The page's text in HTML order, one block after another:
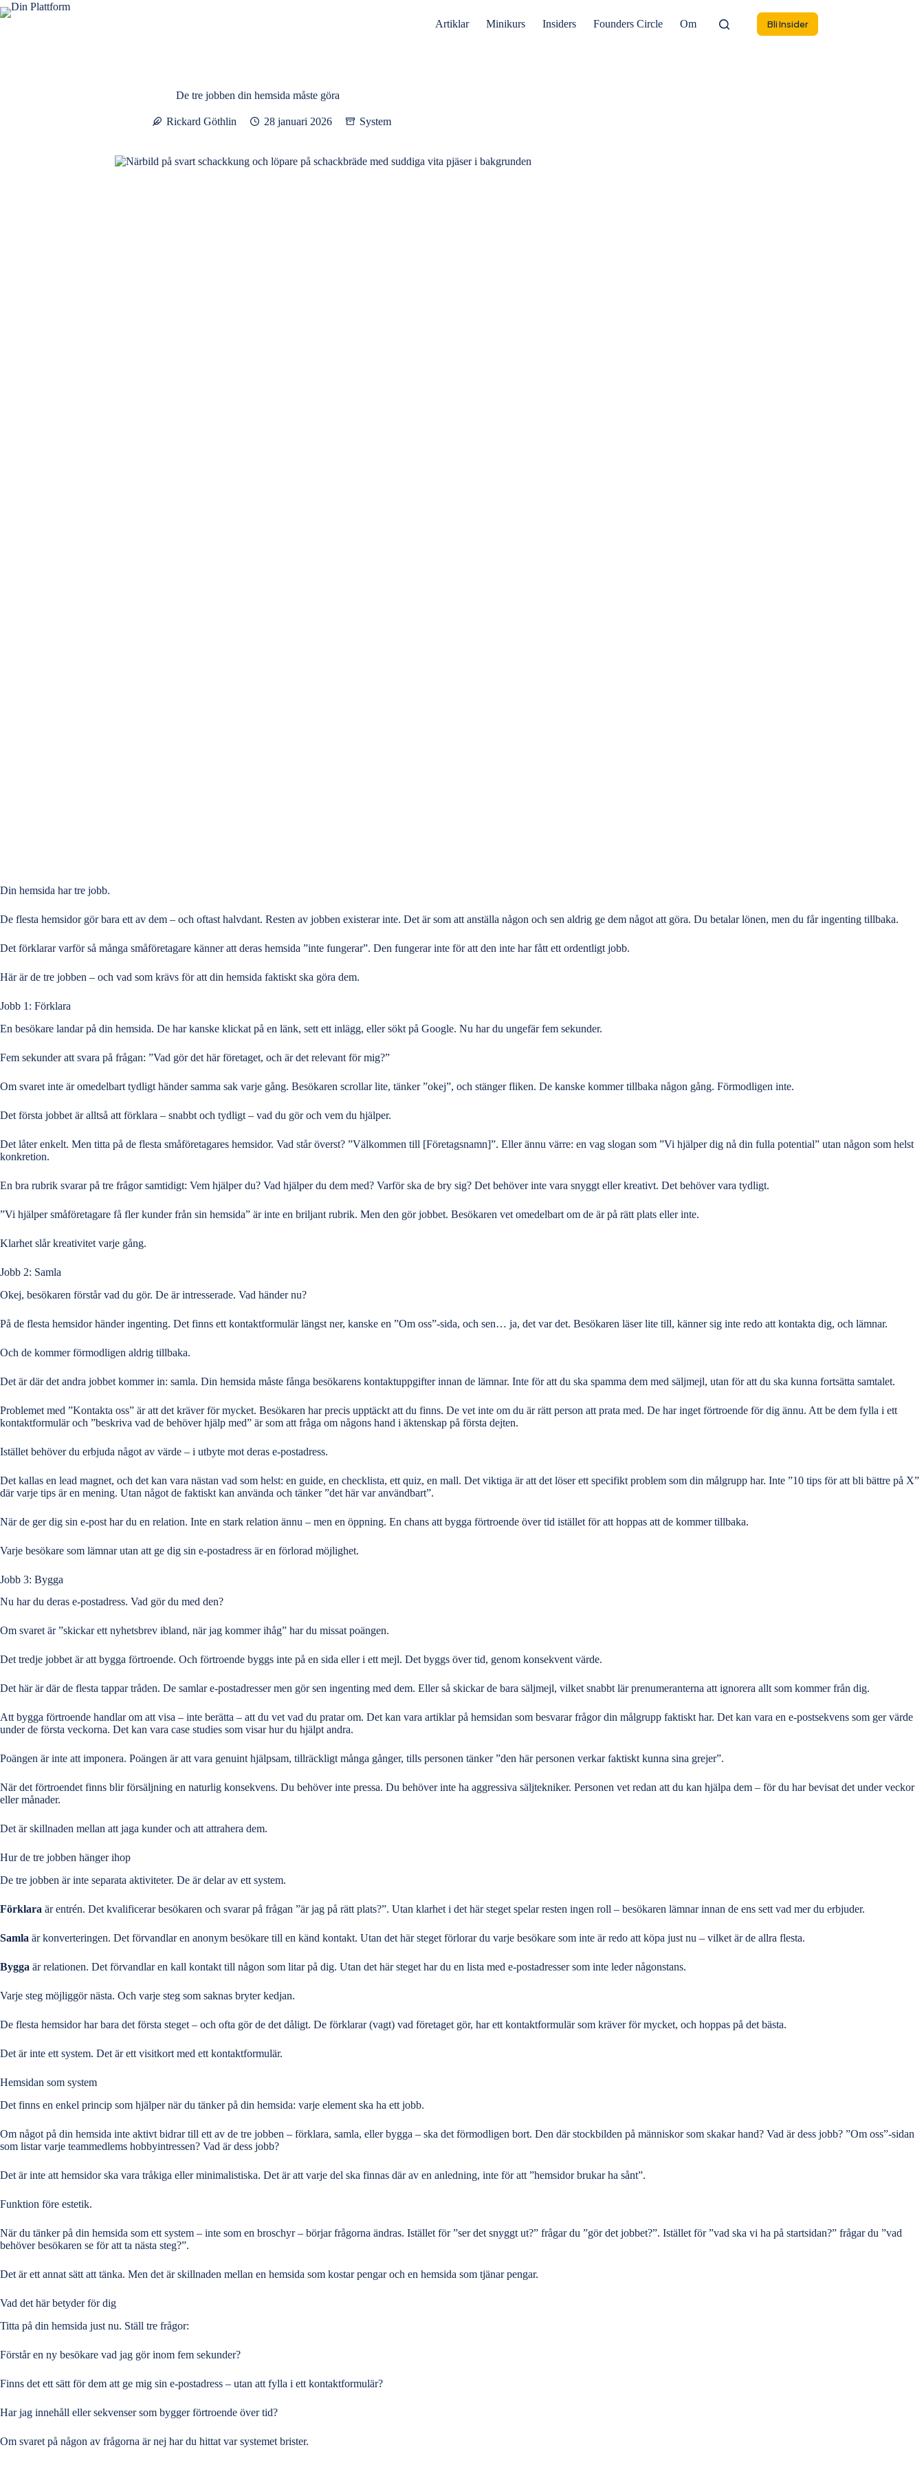
Hoppa
till
Artiklar Minikurs Insiders Founders Circle Om Bli Insider
De tre jobben din hemsida måste göra
Rickard Göthlin 28 januari 2026 System
Din hemsida har tre jobb.
De flesta hemsidor gör bara ett av dem – och oftast halvdant. Resten av jobben existerar inte. Det är som att anställa någon och sen aldrig ge dem något att göra. Du betalar lönen, men du får ingenting tillbaka.
Det förklarar varför så många småföretagare känner att deras hemsida ”inte fungerar”. Den fungerar inte för att den inte har fått ett ordentligt jobb.
Här är de tre jobben – och vad som krävs för att din hemsida faktiskt ska göra dem.
Jobb 1: Förklara
En besökare landar på din hemsida. De har kanske klickat på en länk, sett ett inlägg, eller sökt på Google. Nu har du ungefär fem sekunder.
Fem sekunder att svara på frågan: ”Vad gör det här företaget, och är det relevant för mig?”
Om svaret inte är omedelbart tydligt händer samma sak varje gång. Besökaren scrollar lite, tänker ”okej”, och stänger fliken. De kanske kommer tillbaka någon gång. Förmodligen inte.
Det första jobbet är alltså att förklara – snabbt och tydligt – vad du gör och vem du hjälper.
Det låter enkelt. Men titta på de flesta småföretagares hemsidor. Vad står överst? ”Välkommen till [Företagsnamn]”. Eller ännu värre: en vag slogan som ”Vi hjälper dig nå din fulla potential” utan någon som helst
konkretion.
En bra rubrik svarar på tre frågor samtidigt: Vem hjälper du? Vad hjälper du dem med? Varför ska de bry sig? Det behöver inte vara snyggt eller kreativt. Det behöver vara tydligt.
”Vi hjälper småföretagare få fler kunder från sin hemsida” är inte en briljant rubrik. Men den gör jobbet. Besökaren vet omedelbart om de är på rätt plats eller inte.
Klarhet slår kreativitet varje gång.
Jobb 2: Samla
Okej, besökaren förstår vad du gör. De är intresserade. Vad händer nu?
På de flesta hemsidor händer ingenting. Det finns ett kontaktformulär längst ner, kanske en ”Om oss”-sida, och sen… ja, det var det. Besökaren läser lite till, känner sig inte redo att kontakta dig, och lämnar.
Och de kommer förmodligen aldrig tillbaka.
Det är där det andra jobbet kommer in: samla. Din hemsida måste fånga besökarens kontaktuppgifter innan de lämnar. Inte för att du ska spamma dem med säljmejl, utan för att du ska kunna fortsätta samtalet.
Problemet med ”Kontakta oss” är att det kräver för mycket. Besökaren har precis upptäckt att du finns. De vet inte om du är rätt person att prata med. De har inget förtroende för dig ännu. Att be dem fylla i ett
kontaktformulär och ”beskriva vad de behöver hjälp med” är som att fråga om någons hand i äktenskap på första dejten.
Istället behöver du erbjuda något av värde – i utbyte mot deras e-postadress.
Det kallas en lead magnet, och det kan vara nästan vad som helst: en guide, en checklista, ett quiz, en mall. Det viktiga är att det löser ett specifikt problem som din målgrupp har. Inte ”10 tips för att bli bättre på X”
där varje tips är en mening. Utan något de faktiskt kan använda och tänker ”det här var användbart”.
När de ger dig sin e-post har du en relation. Inte en stark relation ännu – men en öppning. En chans att bygga förtroende över tid istället för att hoppas att de kommer tillbaka.
Varje besökare som lämnar utan att ge dig sin e-postadress är en förlorad möjlighet.
Jobb 3: Bygga
Nu har du deras e-postadress. Vad gör du med den?
Om svaret är ”skickar ett nyhetsbrev ibland, när jag kommer ihåg” har du missat poängen.
Det tredje jobbet är att bygga förtroende. Och förtroende byggs inte på en sida eller i ett mejl. Det byggs över tid, genom konsekvent värde.
Det här är där de flesta tappar tråden. De samlar e-postadresser men gör sen ingenting med dem. Eller så skickar de bara säljmejl, vilket snabbt lär prenumeranterna att ignorera allt som kommer från dig.
Att bygga förtroende handlar om att visa – inte berätta – att du vet vad du pratar om. Det kan vara artiklar på hemsidan som besvarar frågor din målgrupp faktiskt har. Det kan vara en e-postsekvens som ger värde
under de första veckorna. Det kan vara case studies som visar hur du hjälpt andra.
Poängen är inte att imponera. Poängen är att vara genuint hjälpsam, tillräckligt många gånger, tills personen tänker ”den här personen verkar faktiskt kunna sina grejer”.
När det förtroendet finns blir försäljning en naturlig konsekvens. Du behöver inte pressa. Du behöver inte ha aggressiva säljtekniker. Personen vet redan att du kan hjälpa dem – för du har bevisat det under veckor
eller månader.
Det är skillnaden mellan att jaga kunder och att attrahera dem.
Hur de tre jobben hänger ihop
De tre jobben är inte separata aktiviteter. De är delar av ett system.
Förklara är entrén. Det kvalificerar besökaren och svarar på frågan ”är jag på rätt plats?”. Utan klarhet i det här steget spelar resten ingen roll – besökaren lämnar innan de ens sett vad mer du erbjuder.
Samla är konverteringen. Det förvandlar en anonym besökare till en känd kontakt. Utan det här steget förlorar du varje besökare som inte är redo att köpa just nu – vilket är de allra flesta.
Bygga är relationen. Det förvandlar en kall kontakt till någon som litar på dig. Utan det här steget har du en lista med e-postadresser som inte leder någonstans.
Varje steg möjliggör nästa. Och varje steg som saknas bryter kedjan.
De flesta hemsidor har bara det första steget – och ofta gör de det dåligt. De förklarar (vagt) vad företaget gör, har ett kontaktformulär som kräver för mycket, och hoppas på det bästa.
Det är inte ett system. Det är ett visitkort med ett kontaktformulär.
Hemsidan som system
Det finns en enkel princip som hjälper när du tänker på din hemsida: varje element ska ha ett jobb.
Om något på din hemsida inte aktivt bidrar till ett av de tre jobben – förklara, samla, eller bygga – ska det förmodligen bort. Den där stockbilden på människor som skakar hand? Vad är dess jobb? ”Om oss”-sidan
som listar varje teammedlems hobbyintressen? Vad är dess jobb?
Det är inte att hemsidor ska vara tråkiga eller minimalistiska. Det är att varje del ska finnas där av en anledning, inte för att ”hemsidor brukar ha sånt”.
Funktion före estetik.
När du tänker på din hemsida som ett system – inte som en broschyr – börjar frågorna ändras. Istället för ”ser det snyggt ut?” frågar du ”gör det jobbet?”. Istället för ”vad ska vi ha på startsidan?” frågar du ”vad
behöver besökaren se för att ta nästa steg?”.
Det är ett annat sätt att tänka. Men det är skillnaden mellan en hemsida som kostar pengaroch en hemsida som tjänar pengar.
Vad det här betyder för dig
Titta på din hemsida just nu. Ställ tre frågor:
Förstår en ny besökare vad jag gör inom fem sekunder?
Finns det ett sätt för dem att ge mig sin e-postadress – utan att fylla i ett kontaktformulär?
Har jag innehåll eller sekvenser som bygger förtroende över tid?
Om svaret på någon av frågorna är nej har du hittat var systemet brister.